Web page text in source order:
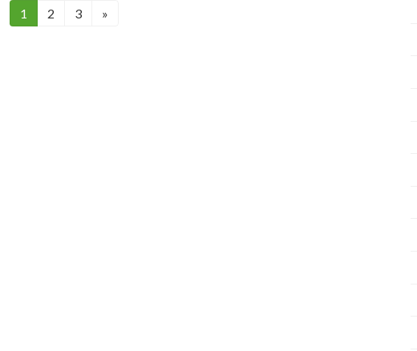
固
1
固
2
固
3 »